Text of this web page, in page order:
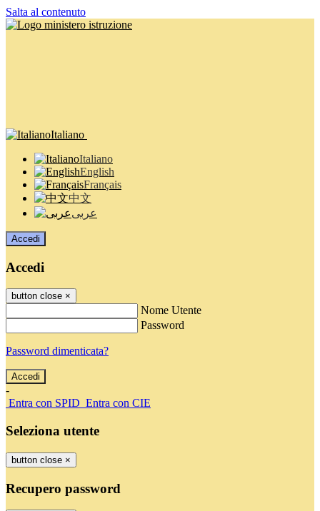
Salta al contenuto
Italiano
Italiano
English
Français
中文
عربى
Accedi
Accedi
button close ×
Nome Utente
Password
Password dimenticata?
-
Entra con SPID Entra con CIE
Seleziona utente
button close ×
Recupero password